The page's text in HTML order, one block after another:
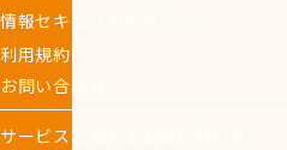
情報セキュリティポリシー
利用規約
お問い合わせ
サービスに関するお問い合わせ